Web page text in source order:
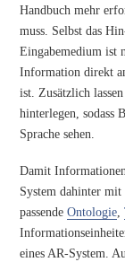
Handbuch mehr
muss. Selbst das
Eingabemedium ist
Information direkt
ist. Zusätzlich
hinterlegen, sodass
Sprache sehen.
Damit
System dahinter
passendeOntologie ,
eines AR-System.